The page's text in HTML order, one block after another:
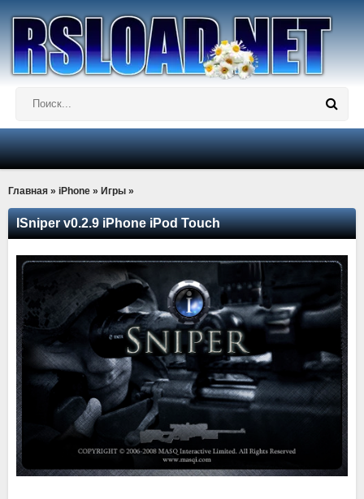
Главная » iPhone » Игры »
ISniper v0.2.9 iPhone iPod Touch